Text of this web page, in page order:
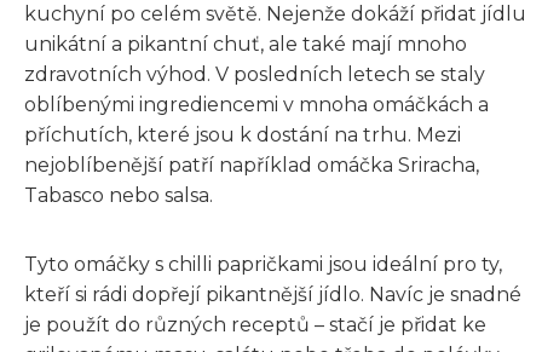
kuchyní po celém světě. Nejenže dokáží přidat jídlu
unikátní a pikantní chuť, ale také mají mnoho
zdravotních výhod. V posledních letech se staly
oblíbenými ingrediencemi v mnoha omáčkách a
příchutích, které jsou k dostání na trhu. Mezi
nejoblíbenější patří například omáčka Sriracha,
Tabasco nebo salsa.
Tyto omáčky s chilli papričkami jsou ideální pro ty,
kteří si rádi dopřejí pikantnější jídlo. Navíc je snadné
je použít do různých receptů – stačí je přidat ke